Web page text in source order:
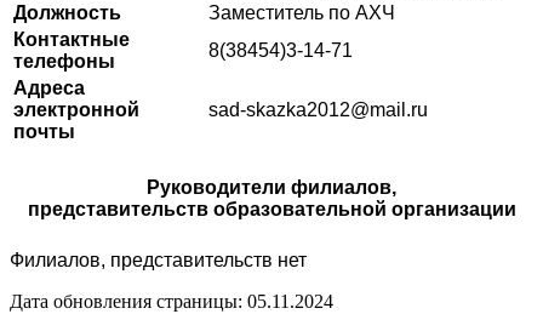
Должность
Заместитель по АХЧ
Контактные
телефоны
8(38454)3-14-71
Адреса
электронной
почты
sad-skazka2012@mail.ru
Руководители филиалов,
представительствобразовательной организации
Филиалов, представительств нет
Дата обновления страницы: 05.11.2024